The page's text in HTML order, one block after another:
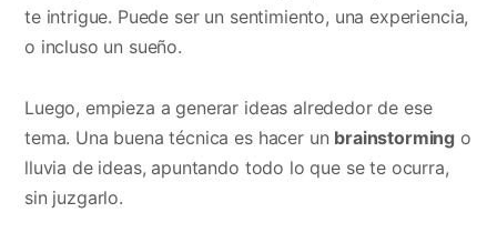
te intrigue. Puede ser un sentimiento, una experiencia,
o incluso un sueño.
Luego, empieza a generar ideas alrededor de ese
tema. Una buena técnica es hacer un brainstorming o
lluvia de ideas, apuntando todo lo que se te ocurra,
sin juzgarlo.